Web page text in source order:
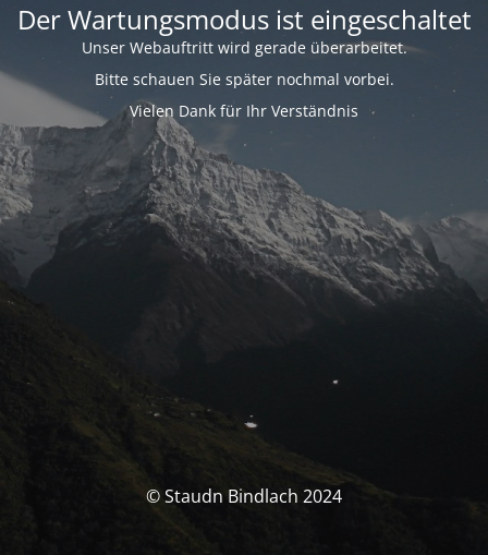
Der Wartungsmodus ist eingeschaltet
Unser Webauftritt wird gerade überarbeitet.
Bitte schauen Sie später nochmal vorbei.
Vielen Dank für Ihr Verständnis
© Staudn Bindlach 2024